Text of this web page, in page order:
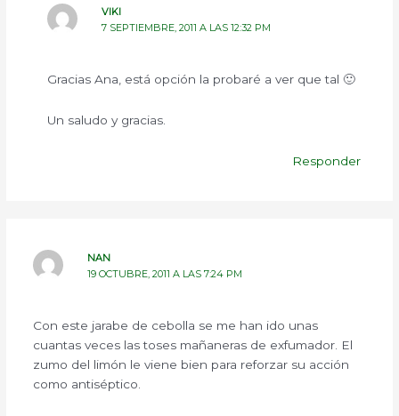
VIKI
7 SEPTIEMBRE, 2011 A LAS 12:32 PM
Gracias Ana, está opción la probaré a ver que tal 🙂
Un saludo y gracias.
Responder
NAN
19 OCTUBRE, 2011 A LAS 7:24 PM
Con este jarabe de cebolla se me han ido unas
cuantas veces las toses mañaneras de exfumador. El
zumo del limón le viene bien para reforzar su acción
como antiséptico.